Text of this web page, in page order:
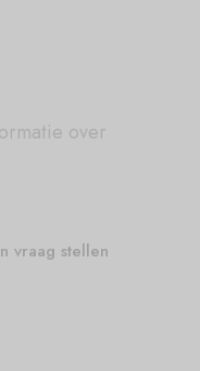
over
vraag stellen